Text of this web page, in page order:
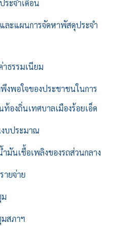
ระจำเดือน
ละแผนการจัดหาพัสดุประจำ
าธรรมเนียม
งพอใจของประชาชนในการ
องถิ่นเทศบาลเมืองร้อยเอ็ด
บประมาณ
มันเชื้อเพลิงของรถส่วนกลาง
ยจ่าย
ม
มสภาฯ